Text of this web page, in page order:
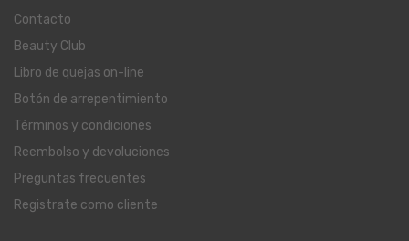
Contacto
Beauty Club
Libro de quejas on-line
Botón de arrepentimiento
Términos y condiciones
Reembolso y devoluciones
Preguntas frecuentes
Registrate como cliente